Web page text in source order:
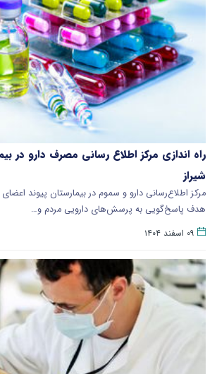
راه اندازی مرکز اطلاع رسانی مصرف دارو در
شیراز
مرکز اطلاع‌رسانی دارو و سموم در بیمارستان پیوند اعضای
هدف پاسخ‌گویی به پرسش‌های دارویی مردم و…
۰۹ اسفند ۱۴۰۴